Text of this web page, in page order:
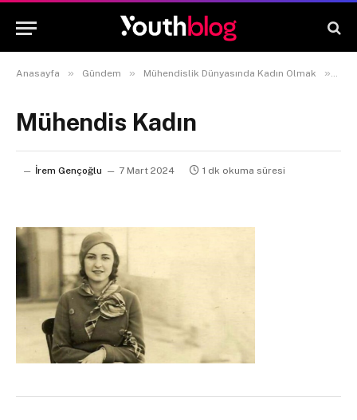
Anasayfa » Gündem » Mühendislik Dünyasında Kadın Olmak »
Mühendis Kadın
İrem Gençoğlu 7 Mart 2024 1 dk okuma süresi